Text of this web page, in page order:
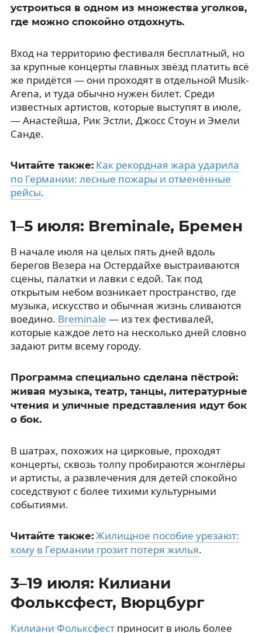
устроиться в одном из множества уголков,
где можно спокойно отдохнуть.
Вход на территорию фестиваля бесплатный, но
за крупные концерты главных звёзд платить всё
же придётся — они проходят в отдельной Musik-
Arena, и туда обычно нужен билет. Среди
известных артистов, которые выступят в июле,
— Анастейша, Рик Эстли, Джосс Стоун и Эмели
Санде.
Читайте также: Как рекордная жара ударила
по Германии: лесные пожары и отменённые
рейсы.
1–5 июля: Breminale, Бремен
В начале июля на целых пять дней вдоль
берегов Везера на Остердайхе выстраиваются
сцены, палатки и лавки с едой. Так под
открытым небом возникает пространство, где
музыка, искусство и обычная жизнь сливаются
воедино. Breminale — из тех фестивалей,
которые каждое лето на несколько дней словно
задают ритм всему городу.
Программа специально сделана пёстрой:
живая музыка, театр, танцы, литературные
чтения и уличные представления идут бок
о бок.
В шатрах, похожих на цирковые, проходят
концерты, сквозь толпу пробираются жонглёры
и артисты, а развлечения для детей спокойно
соседствуют с более тихими культурными
событиями.
Читайте также: Жилищное пособие урезают:
кому в Германии грозит потеря жилья.
3–19 июля: Килиани
Фольксфест, Вюрцбург
Килиани Фольксфестприносит в июль более